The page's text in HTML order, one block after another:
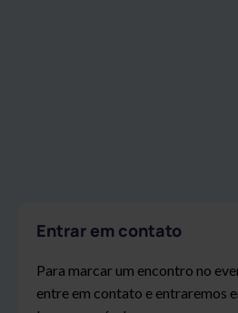
Entrar em contato
Para marcar um encontro no
entre em contato e entraremos